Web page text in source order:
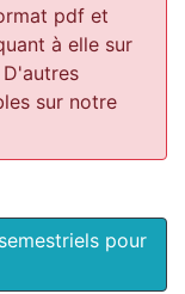
pdf et
à elle sur
D'autres
sur notre
pour